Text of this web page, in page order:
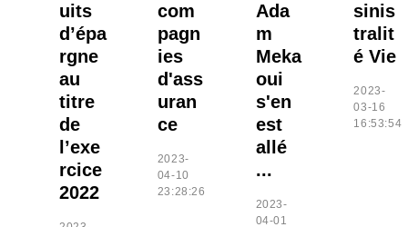
uits
d’épa
rgne
au
titre
de
l’exe
rcice
2022
com
pagn
ies
d'ass
uran
ce
2023-
04-10
23:28:26
Ada
m
Meka
oui
s'en
est
allé
...
2023-
04-01
sinis
tralit
é Vie
2023-
03-16
16:53:54